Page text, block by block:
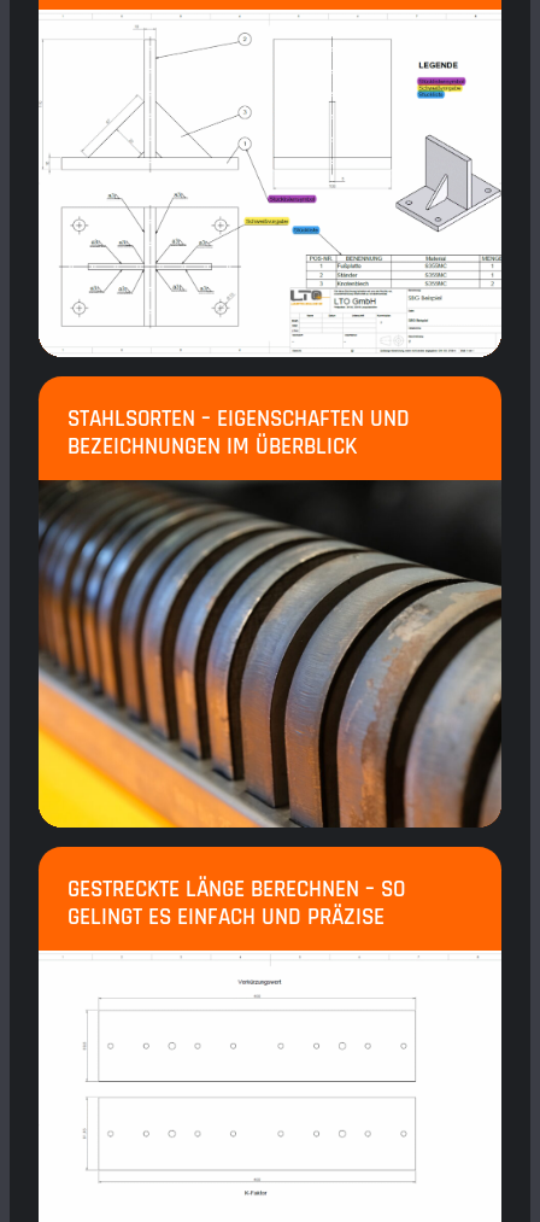
STAHLSORTEN – EIGENSCHAFTEN UND
BEZEICHNUNGEN IM ÜBERBLICK
GESTRECKTE LÄNGE BERECHNEN – SO
GELINGT ES EINFACH UND PRÄZISE